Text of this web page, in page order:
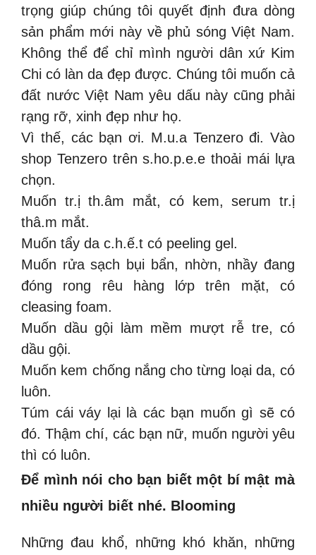
trọng giúp chúng tôi quyết định đưa dòng
sản phẩm mới này về phủ sóng Việt Nam.
Không thể để chỉ mình người dân xứ Kim
Chi có làn da đẹp được. Chúng tôi muốn cả
đất nước Việt Nam yêu dấu này cũng phải
rạng rỡ, xinh đẹp như họ.
Vì thế, các bạn ơi. M.u.a Tenzero đi. Vào
shop Tenzero trên s.ho.p.e.e thoải mái lựa
chọn.
Muốn tr.ị th.âm mắt, có kem, serum tr.ị
thâ.m mắt.
Muốn tẩy da c.h.ế.t có peeling gel.
Muốn rửa sạch bụi bẩn, nhờn, nhầy đang
đóng rong rêu hàng lớp trên mặt, có
cleasing foam.
Muốn dầu gội làm mềm mượt rễ tre, có
dầu gội.
Muốn kem chống nắng cho từng loại da, có
luôn.
Túm cái váy lại là các bạn muốn gì sẽ có
đó. Thậm chí, các bạn nữ, muốn người yêu
thì có luôn.
Để mình nói cho bạn biết một bí mật mà
nhiều người biết nhé. Blooming
Những đau khổ, những khó khăn, những